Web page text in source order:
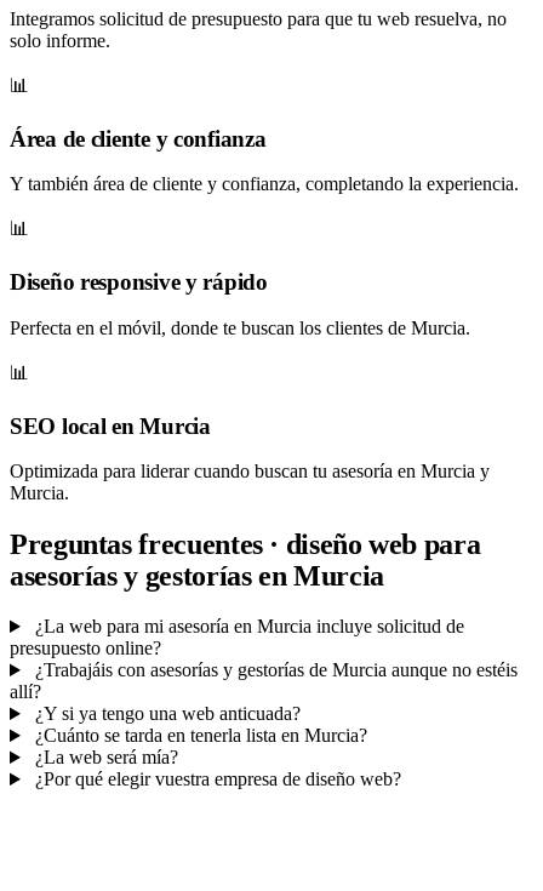
Integramos solicitud de presupuesto para que tu web resuelva, no
solo informe.
📊
Área de cliente y confianza
Y también área de cliente y confianza, completando la experiencia.
📊
Diseño responsive y rápido
Perfecta en el móvil, donde te buscan los clientes de Murcia.
📊
SEO local en Murcia
Optimizada para liderar cuando buscan tu asesoría en Murcia y
Murcia.
Preguntas frecuentes · diseño web para
asesorías y gestorías en Murcia
¿La web para mi asesoría en Murcia incluye solicitud de
presupuesto online?
¿Trabajáis con asesorías y gestorías de Murcia aunque no estéis
allí?
¿Y si ya tengo una web anticuada?
¿Cuánto se tarda en tenerla lista en Murcia?
¿La web será mía?
¿Por qué elegir vuestra empresa de diseño web?